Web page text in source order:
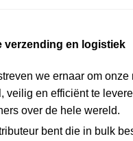
verzending en logistiek
we ernaar om onze
veilig en efficiënt te
over de hele wereld.
bent die in bulk